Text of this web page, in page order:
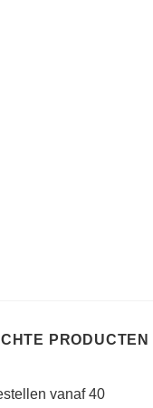
PRODUCTEN
vanaf 40